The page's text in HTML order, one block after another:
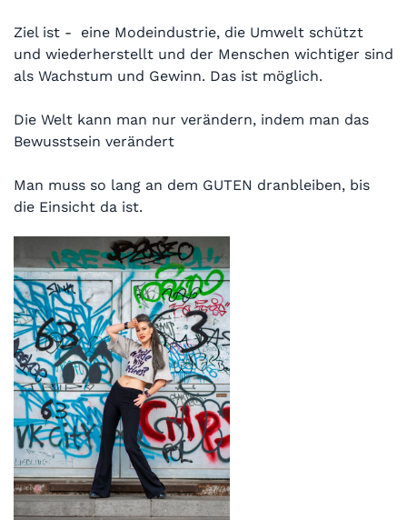
Ziel ist - eine Modeindustrie, die Umwelt schützt
und wiederherstellt und der Menschen wichtiger sind
als Wachstum und Gewinn. Das ist möglich.
Die Welt kann man nur verändern, indem man das
Bewusstsein verändert
Man muss so lang an dem GUTEN dranbleiben, bis
die Einsicht da ist.